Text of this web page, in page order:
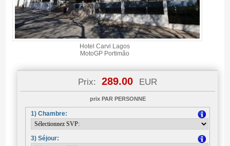
Hotel Carvi Lagos
MotoGP Portimão
Prix: 289.00 EUR
prix PAR PERSONNE
1) Chambre:
3) Séjour: